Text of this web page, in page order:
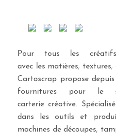
Pour tous les
avec les matières, textures,
Cartoscrap propose
fournitures pour le
carterie créative.
dans les outils et
machines de découpes,